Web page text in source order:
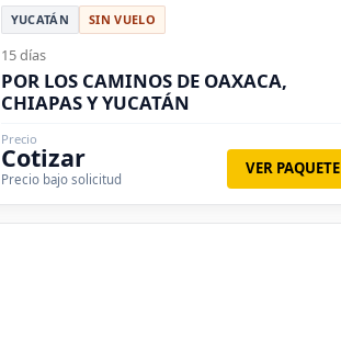
YUCATÁN SIN VUELO
15 días
POR LOS CAMINOS DE OAXACA,
CHIAPAS Y YUCATÁN
Precio
Cotizar
Precio bajo solicitud
VER PAQUETE